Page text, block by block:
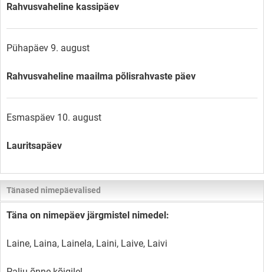
Rahvusvaheline kassipäev
Pühapäev 9. august
Rahvusvaheline maailma põlisrahvaste päev
Esmaspäev 10. august
Lauritsapäev
Tänased nimepäevalised
Täna on nimepäev järgmistel nimedel:
Laine, Laina, Lainela, Laini, Laive, Laivi